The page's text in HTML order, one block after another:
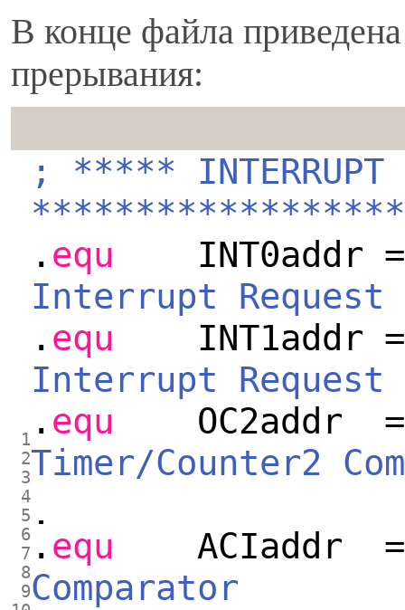
В конце файла
прерывания:
1
2
3
4
5
6
7
8
9
; ***** INTERRUPT
. equ
INT0addr
Interrupt Request
. equ
INT1addr
Interrupt Request
. equ
OC2addr
Timer/Counter2
. equ
ACIaddr
Comparator